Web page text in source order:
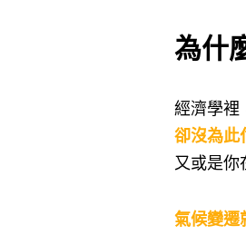
為什
經濟學裡
卻沒為此
又或是你
氣候變遷